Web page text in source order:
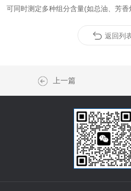
可同时测定多种组分含量(如总油、芳香
返回列
上一篇